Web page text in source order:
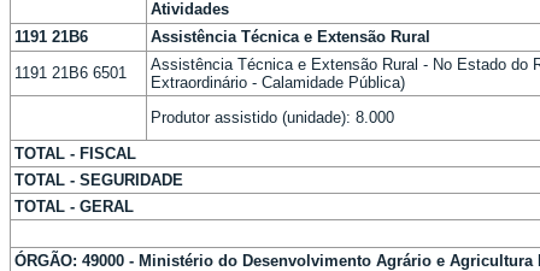
Atividades
1191 21B6
Assistência Técnica e Extensão Rural
1191 21B6 6501
Assistência Técnica e Extensão Rural - No Estado do
Extraordinário - Calamidade Pública)
Produtor assistido (unidade): 8.000
TOTAL - FISCAL
TOTAL - SEGURIDADE
TOTAL - GERAL
ÓRGÃO: 49000 - Ministério do Desenvolvimento Agrário e Agricultura